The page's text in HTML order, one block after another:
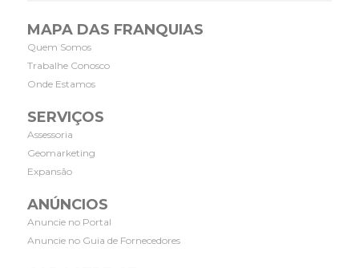
MAPA DAS FRANQUIAS
Quem Somos
Trabalhe Conosco
Onde Estamos
SERVIÇOS
Assessoria
Geomarketing
Expansão
ANÚNCIOS
Anuncie no Portal
Anuncie no Guia de Fornecedores